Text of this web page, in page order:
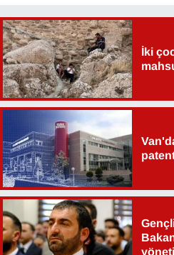
İki
SAĞLIK
Seri İlan
Sinema - TV
SİYASET
SPOR
TEBRİK